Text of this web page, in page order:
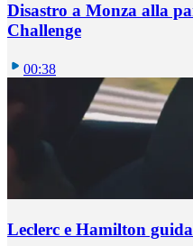
Disastro a Monza alla
Challenge
00:38
Leclerc e Hamilton